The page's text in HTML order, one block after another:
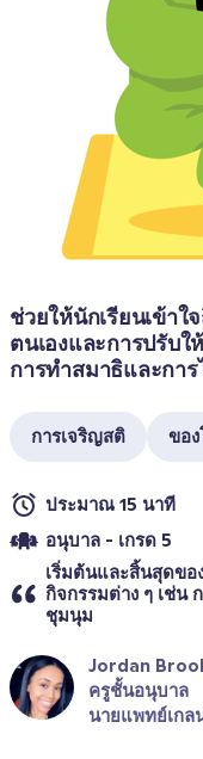
ช่วยให้นักเรียนเข้า
ตนเองและการปรับใ
การทำสมาธิและการ
การเจริญสติ ขอ
ประมาณ 15 นาที
อนุบาล - เกรด 5
เริ่มต้นและสิ้นสุดขอ
กิจกรรมต่าง ๆ เช่น
ชุมนุม
Jordan
ครูชั้นอนุบาล
นายแพทย์เกล